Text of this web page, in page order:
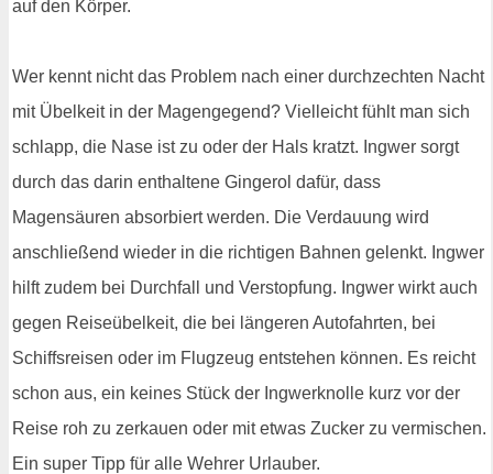
auf den Körper.
Wer kennt nicht das Problem nach einer durchzechten Nacht
mit Übelkeit in der Magengegend? Vielleicht fühlt man sich
schlapp, die Nase ist zu oder der Hals kratzt. Ingwer sorgt
durch das darin enthaltene Gingerol dafür, dass
Magensäuren absorbiert werden. Die Verdauung wird
anschließend wieder in die richtigen Bahnen gelenkt. Ingwer
hilft zudem bei Durchfall und Verstopfung. Ingwer wirkt auch
gegen Reiseübelkeit, die bei längeren Autofahrten, bei
Schiffsreisen oder im Flugzeug entstehen können. Es reicht
schon aus, ein keines Stück der Ingwerknolle kurz vor der
Reise roh zu zerkauen oder mit etwas Zucker zu vermischen.
Ein super Tipp für alle Wehrer Urlauber.